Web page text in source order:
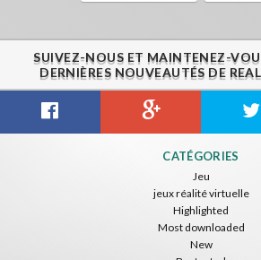
SUIVEZ-NOUS ET MAINTENEZ-
DERNIÈRES NOUVEAUTÉS DE
CATÉGORIES
Jeu
jeux réalité virtuelle
Highlighted
Most downloaded
New